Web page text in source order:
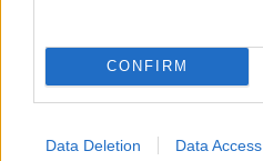
CONFIRM
Data Deletion Data Access
Esto explica por qué los